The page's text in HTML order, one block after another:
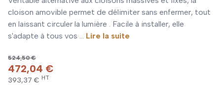
cloison amovible permet de délimiter sans enfermer, tout
en laissant circuler la lumière . Facile à installer, elle
s'adapte à tous vos ... Lire la suite
524,50 €
472,04 €
393,37 € HT